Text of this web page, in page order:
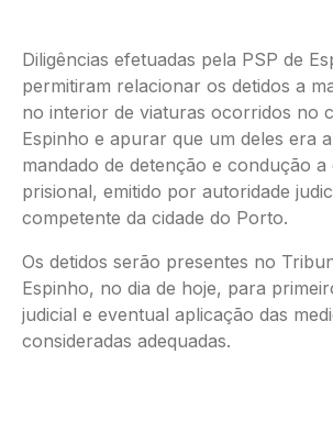
Diligências efetuadas pela PSP de
permitiram relacionar os detidos a
no interior de viaturas ocorridos no
Espinho e apurar que um deles era
mandado de detenção e condução a
prisional, emitido por autoridade
competente da cidade do Porto.
Os detidos serão presentes no
Espinho, no dia de hoje, para
judicial e eventual aplicação das
consideradas adequadas.